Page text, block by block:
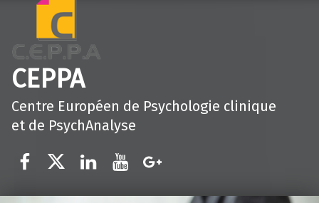
CEPPA
Centre Européen de Psychologie clinique
et de PsychAnalyse